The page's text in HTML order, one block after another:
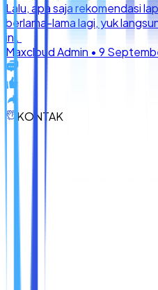
KONTAK